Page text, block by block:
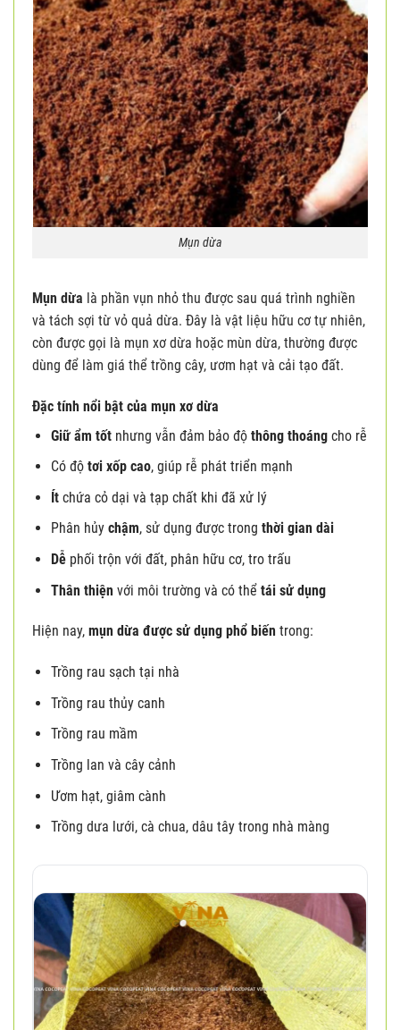
Mụn dừa
Mụn dừa là phần vụn nhỏ thu được sau quá trình nghiền
và tách sợi từ vỏ quả dừa. Đây là vật liệu hữu cơ tự nhiên,
còn được gọi là mụn xơ dừa hoặc mùn dừa, thường được
dùng để làm giá thể trồng cây, ươm hạt và cải tạo đất.
Đặc tính nổi bật của mụn xơ dừa
Giữ ẩm tốtnhưng vẫn đảm bảo độ thông thoángcho rễ
Có độ tơi xốp cao, giúp rễ phát triển mạnh
Ítchứa cỏ dại và tạp chất khi đã xử lý
Phân hủychậm, sử dụng được trong thời gian dài
Dễphối trộn với đất, phân hữu cơ, tro trấu
Thân thiện với môi trường và có thể tái sử dụng
Hiện nay, mụn dừa được sử dụng phổ biến trong:
Trồng rau sạch tại nhà
Trồng rau thủy canh
Trồng rau mầm
Trồng lan và cây cảnh
Ươm hạt, giâm cành
Trồng dưa lưới, cà chua, dâu tây trong nhà màng